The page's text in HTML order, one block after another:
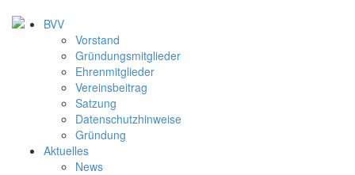
BVV
Vorstand
Gründungsmitglieder
Ehrenmitglieder
Vereinsbeitrag
Satzung
Datenschutzhinweise
Gründung
Aktuelles
News